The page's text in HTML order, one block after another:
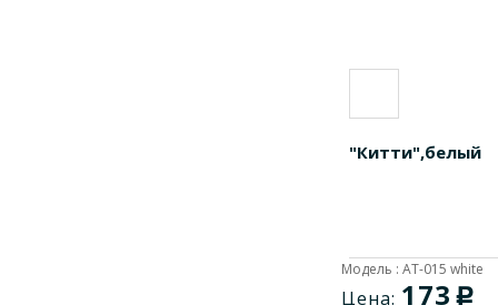
"Китти",белый
Цена: 173 c
Модель : AT-015 white